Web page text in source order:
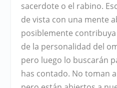
sacerdote o el rabino.
de vista con una mente
posiblemente
de la personalidad del
pero luego lo buscarán
has contado. No toman